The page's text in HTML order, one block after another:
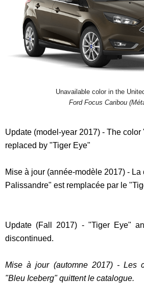
Unavailable color in the
Ford Focus Caribou
Update (model-year 2017) - The color
replaced by "Tiger Eye"
Mise à jour (année-modèle 2017) - La
Palissandre" est remplacée par le
Update (Fall 2017) - "Tiger Eye"
discontinued.
Mise à jour (automne 2017) - Les
"Bleu Iceberg" quittent le catalogue.